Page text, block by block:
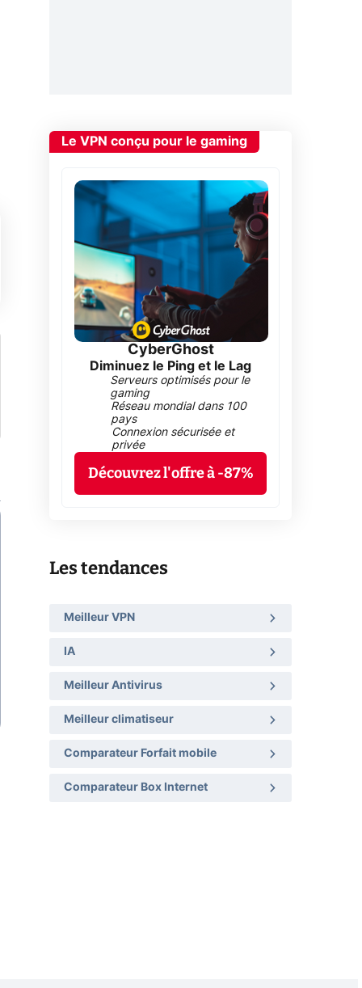
Le VPN conçu pour le gaming
CyberGhost
Diminuez le Ping et le Lag
Serveurs optimisés pour le
gaming
Réseau mondial dans 100
pays
Connexion sécurisée et
privée
Découvrez l'offre à -87%
Les tendances
Meilleur VPN
IA
Meilleur Antivirus
Meilleur climatiseur
Comparateur Forfait mobile
Comparateur Box Internet